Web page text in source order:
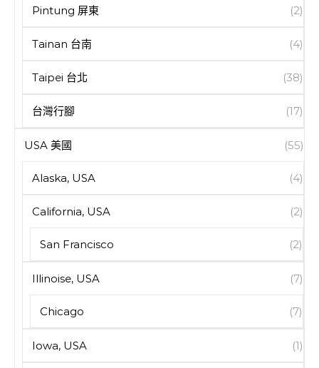
Pintung 屏東 (2)
Tainan 台南 (4)
Taipei 台北 (38)
台灣行腳 (17)
USA 美國 (55)
Alaska, USA (4)
California, USA (2)
San Francisco (2)
Illinoise, USA (7)
Chicago (7)
Iowa, USA (1)